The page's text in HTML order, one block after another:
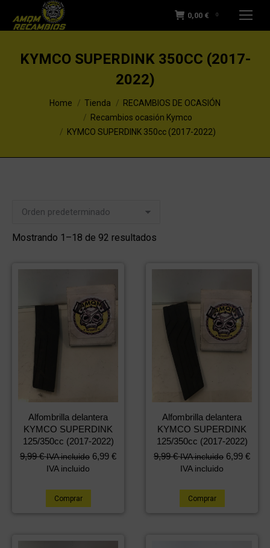
0,00 € 0
KYMCO SUPERDINK 350CC (2017-
2022)
You are here:Home Tienda
RECAMBIOS DE OCASIÓN
Recambios ocasión Kymco
KYMCO SUPERDINK 350cc (2017-2022)
Mostrando 1–18 de 92 resultados
Alfombrilla delantera
KYMCO SUPERDINK
125/350cc (2017-2022)
9,99€ IVA incluido 6,99 €
IVA incluido
Comprar
Alfombrilla delantera
KYMCO SUPERDINK
125/350cc (2017-2022)
9,99€ IVA incluido 6,99 €
IVA incluido
Comprar